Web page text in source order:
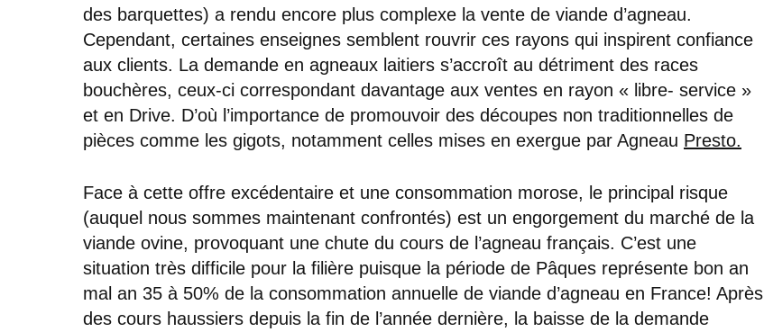
des barquettes) a rendu encore plus complexe la vente de viande d’agneau.
Cependant, certaines enseignes semblent rouvrir ces rayons qui inspirent confiance
aux clients. La demande en agneaux laitiers s’accroît au détriment des races
bouchères, ceux-ci correspondant davantage aux ventes en rayon « libre- service »
et en Drive. D’où l’importance de promouvoir des découpes non traditionnelles de
pièces comme les gigots, notamment celles mises en exergue par Agneau Presto.
Face à cette offre excédentaire et une consommation morose, le principal risque
(auquel nous sommes maintenant confrontés) est un engorgement du marché de la
viande ovine, provoquant une chute du cours de l’agneau français. C’est une
situation très difficile pour la filière puisque la période de Pâques représente bon an
mal an 35 à 50% de la consommation annuelle de viande d’agneau en France! Après
des cours haussiers depuis la fin de l’année dernière, la baisse de la demande